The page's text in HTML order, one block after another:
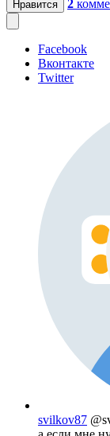
Нравится 2
Facebook
Вконтакте
Twitter
svilkov87